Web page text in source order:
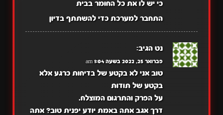
כי יש לו את כל החומר בבית
התחבר למערכת כדי להשתתף בדיון
נט הגיב:
פברואר 25, 2022 בשעה 1:04 am
טוב אני לא בקטע של בדיחות כרגע אלא
בקטע של תודות
על הפרק והתרגום המוצלח.
דרך אגב אתה באמת יודע יפנית טוב? אתה